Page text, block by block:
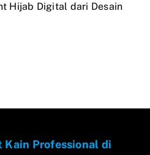
Hijab Digital dari Desain
Kain Professional di